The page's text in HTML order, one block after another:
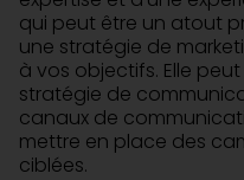
qui peut être un atout
une stratégie de
à vos objectifs. Elle
stratégie de
canaux de
mettre en place des
ciblées.